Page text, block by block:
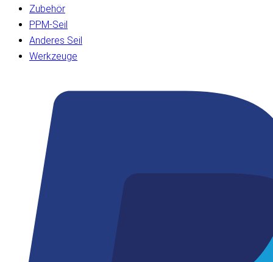
Zubehör
PPM-Seil
Anderes Seil
Werkzeuge